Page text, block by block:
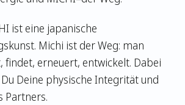
ist eine japanische
Michi ist der Weg: man
findet, erneuert, entwickelt. Dabei
Deine physische Integrität und
Partners.